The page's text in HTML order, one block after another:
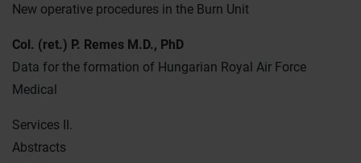
New operative procedures in the Burn Unit
Col. (ret.) P. Remes M.D., PhD
Data for the formation of Hungarian Royal Air Force
Medical
Services II.
Abstracts